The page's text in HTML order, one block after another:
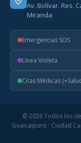
Av. Bolívar. Res.
Miranda
Emergencias SOS
Línea Violeta
Citas Médicas
© 2026 Todos los
Guaicaipuro · Ciudad